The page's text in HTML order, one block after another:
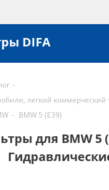
DIFA
-
легкий коммерческий
- BMW 5 (E39)
для BMW 5